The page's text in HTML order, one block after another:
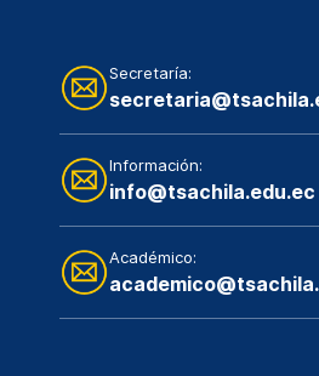
Secretaría:
Información:
info@tsachila.edu.ec
Académico: